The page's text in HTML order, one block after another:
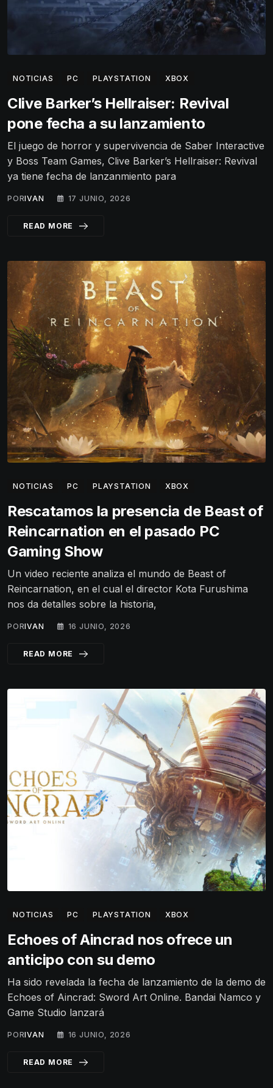
NOTICIAS PC PLAYSTATION XBOX
Clive Barker’s Hellraiser: Revival
pone fecha a su lanzamiento
El juego de horror y supervivencia de Saber Interactive
y Boss Team Games, Clive Barker’s Hellraiser: Revival
ya tiene fecha de lanzanmiento para
PORIVAN 17 JUNIO, 2026
READ MORE
NOTICIAS PC PLAYSTATION XBOX
Rescatamos la presencia de Beast of
Reincarnation en el pasado PC
Gaming Show
Un video reciente analiza el mundo de Beast of
Reincarnation, en el cual el director Kota Furushima
nos da detalles sobre la historia,
PORIVAN 16 JUNIO, 2026
READ MORE
NOTICIAS PC PLAYSTATION XBOX
Echoes of Aincrad nos ofrece un
anticipo con su demo
Ha sido revelada la fecha de lanzamiento de la demo de
Echoes of Aincrad: Sword Art Online. Bandai Namco y
Game Studio lanzará
PORIVAN 16 JUNIO, 2026
READ MORE